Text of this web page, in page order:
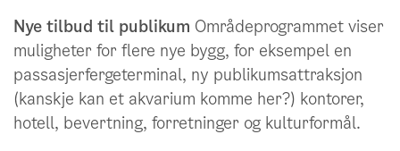
Nye tilbud til publikum Områdeprogrammet viser
muligheter for flere nye bygg, for eksempel en
passasjerfergeterminal, ny publikumsattraksjon
(kanskje kan et akvarium komme her?) kontorer,
hotell, bevertning, forretninger og kulturformål.